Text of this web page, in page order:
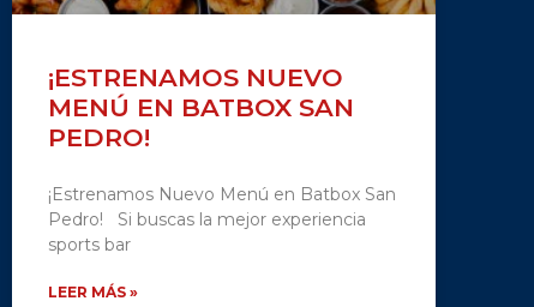
¡ESTRENAMOS NUEVO
MENÚ EN BATBOX SAN
PEDRO!
¡Estrenamos Nuevo Menú en Batbox San
Pedro! Si buscas la mejor experiencia
sports bar
LEER MÁS »